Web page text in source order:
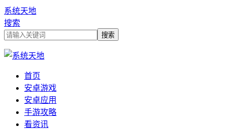
系统天地
搜索
首页
安卓游戏
安卓应用
手游攻略
看资讯